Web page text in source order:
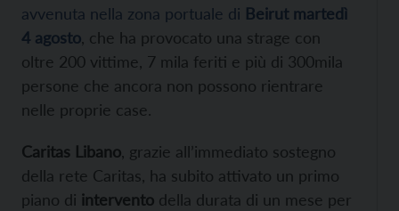
avvenuta nella zona portuale di Beirut martedì
4 agosto , che ha provocato una strage con
oltre 200 vittime, 7 mila feriti e più di 300mila
persone che ancora non possono rientrare
nelle proprie case.
Caritas Libano , grazie all’immediato sostegno
della rete Caritas, ha subito attivato un primo
piano di intervento della durata di un mese per